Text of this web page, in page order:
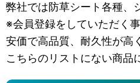
弊社では防草シート各種、
※会員登録をしていただく
安価で高品質、耐久性が高
こちらのリストにない商品